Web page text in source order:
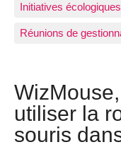
Initiatives écologiques
Réunions de
utiliser la
souris